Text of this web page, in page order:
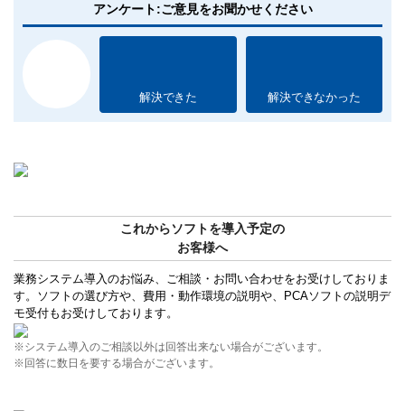
アンケート:ご意見をお聞かせください
解決できた 解決できなかった
これからソフトを導入予定の
お客様へ
業務システム導入のお悩み、ご相談・お問い合わせをお受けしておりま
す。ソフトの選び方や、費用・動作環境の説明や、PCAソフトの説明デ
モ受付もお受けしております。
※システム導入のご相談以外は回答出来ない場合がございます。
※回答に数日を要する場合がございます。